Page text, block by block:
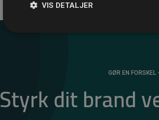
GØR EN FORSKEL
Styrk dit brand
VIS DETALJER